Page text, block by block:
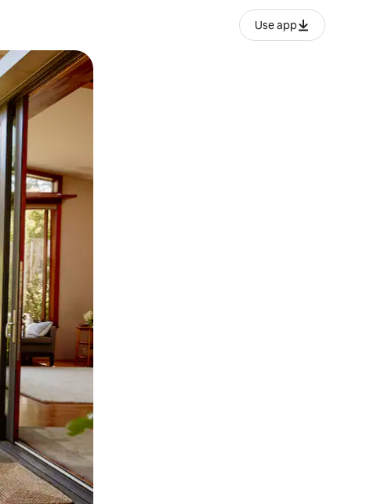
Use app
lëvizur ekranin.